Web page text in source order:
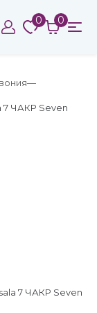
0 0
7 ЧАКР Seven